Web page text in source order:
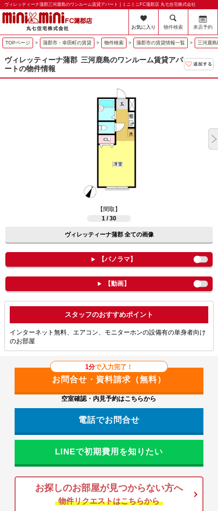
ヴィレッティーナ蒲郡三河鹿島のワンルーム賃貸アパート | ミニミニFC蒲郡店 丸七住宅株式会社
お気に入り 物件検索 来店予約
TOPページ > 蒲郡市・幸田町の賃貸 > 物件検索 > 蒲郡市の賃貸情報一覧 > 三河鹿
ヴィレッティーナ蒲郡 三河鹿島のワンルーム賃貸アパ
ートの物件情報
【間取】
1 / 30
ヴィレッティーナ蒲郡 全ての画像
【パノラマ】
【動画】
ポイント
インターネット無料、エアコン、モニターホンの設備有の単身者向け
のお部屋
1分で入力完了！
空室確認・内見予約はこちらから
電話でお問合せ
LINEで初期費用を知りたい
お探しのお部屋が見つからない方へ
物件リクエストはこちらから